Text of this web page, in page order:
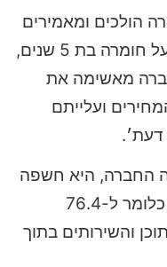
הולכים ומאמירים
בעליות מחירים משמעותיות, גם על חומרה בת 5 שנים,
החברה מאשימה את
ועלייתם
דעת׳.
החברה, היא חשפה
שהכנסותיה ברבעון גדלו ב-18%, כלומר ל-76.4
והשירותים בתוך